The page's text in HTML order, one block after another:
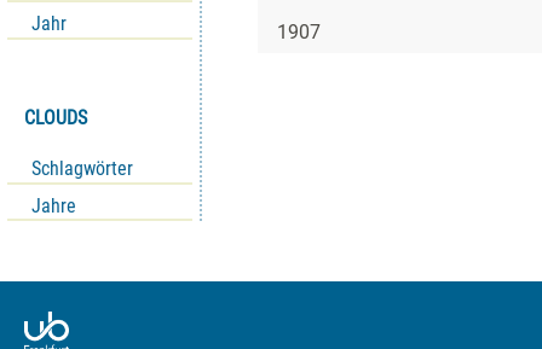
Jahr
CLOUDS
Schlagwörter
Jahre
1907